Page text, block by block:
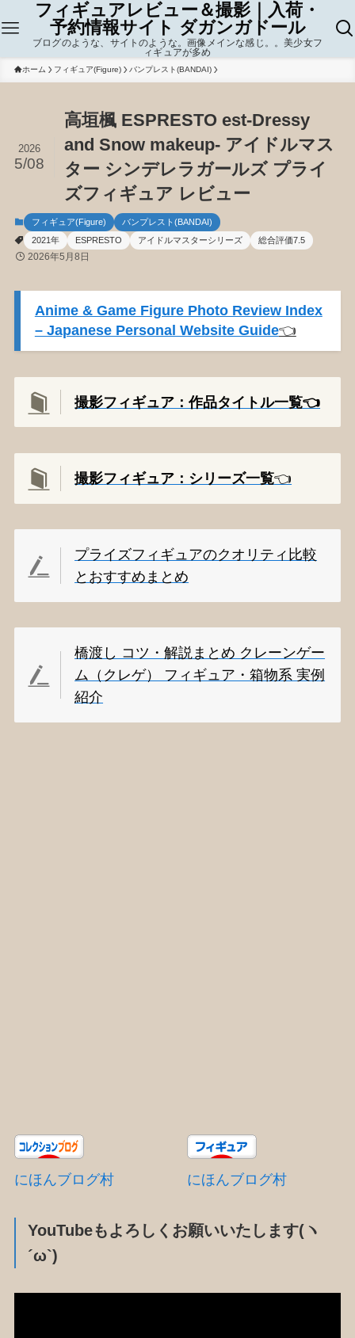
フィギュアレビュー＆撮影｜入荷・
予約情報サイト ダガンガドール
ブログのような、サイトのような。画像メインな感じ。。美少女フ
ィギュアが多め
ホーム フィギュア(Figure) バンプレスト(BANDAI)
高垣楓 ESPRESTO est-Dressy
and Snow makeup- アイドルマス
ター シンデレラガールズ プライ
ズフィギュア レビュー
2026
5/08
フィギュア(Figure)
バンプレスト(BANDAI)
2021年
ESPRESTO アイドルマスターシリーズ 総合評価7.5
2026年5月8日
Anime & Game Figure Photo Review Index
– Japanese Personal Website Guide👈️
撮影フィギュア：作品タイトル一覧👈️
撮影フィギュア：シリーズ一覧👈️
プライズフィギュアのクオリティ比較
とおすすめまとめ
橋渡し コツ・解説まとめ クレーンゲー
ム（クレゲ） フィギュア・箱物系 実例
紹介
にほんブログ村 にほんブログ村
YouTubeもよろしくお願いいたします(ヽ
´ω`)